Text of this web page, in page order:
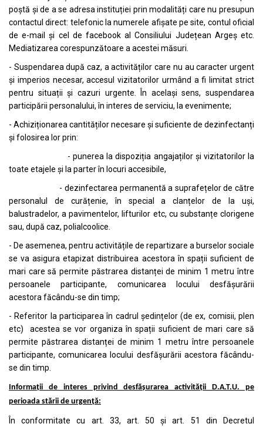
poștă și de a se adresa instituției prin modalități care nu presupun
contactul direct: telefonic la numerele afișate pe site, contul oficial
de e-mail și cel de facebook al Consiliului Județean Argeș etc.
Mediatizarea corespunzătoare a acestei măsuri.
- Suspendarea după caz, a activităților care nu au caracter urgent
și imperios necesar, accesul vizitatorilor urmând a fi limitat strict
pentru situații și cazuri urgente. În același sens, suspendarea
participării personalului, în interes de serviciu, la evenimente;
- Achiziționarea cantităților necesare și suficiente de dezinfectanți
și folosirea lor prin:
- punerea la dispoziția angajaților și vizitatorilor la
toate etajele și la parter în locuri accesibile,
- dezinfectarea permanentă a suprafețelor de către
personalul de curățenie, în special a clanțelor de la uși,
balustradelor, a pavimentelor, lifturilor etc, cu substanțe clorigene
sau, după caz, polialcoolice.
- De asemenea, pentru activitățile de repartizare a burselor sociale
se va asigura etapizat distribuirea acestora în spații suficient de
mari care să permite păstrarea distanței de minim 1 metru între
persoanele participante, comunicarea locului desfășurării
acestora făcându-se din timp;
- Referitor la participarea în cadrul ședințelor (de ex, comisii, plen
etc) acestea se vor organiza în spații suficient de mari care să
permite păstrarea distanței de minim 1 metru între persoanele
participante, comunicarea locului desfășurării acestora făcându-
se din timp.
Informații de interes privind desfășurarea activității D.A.T.U. pe
perioada stării de urgență:
În conformitate cu art. 33, art. 50 și art. 51 din Decretul